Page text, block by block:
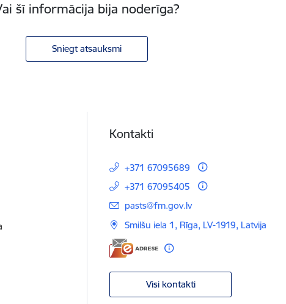
šī informācija bija noderīga?
Sniegt atsauksmi
Kontakti
+371 67095689
+371 67095405
E-pasts:
pasts@fm.gov.lv
Smilšu iela 1, Rīga, LV-1919, Latvija
Visi kontakti